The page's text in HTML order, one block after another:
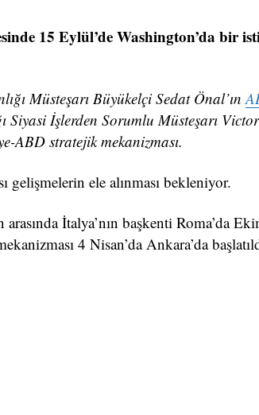
15 Eylül’de Washington’da bir
Müsteşarı Büyükelçi Sedat Önal’ın
Siyasi İşlerden Sorumlu Müsteşarı
ABD stratejik mekanizması.
gelişmelerin ele alınması bekleniyor.
İtalya’nın başkenti Roma’da
4 Nisan’da Ankara’da